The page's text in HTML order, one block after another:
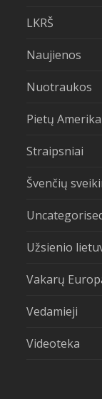
LKRŠ
Naujienos
Nuotraukos
Pietų Amerika
Straipsniai
Švenčių
Užsienio
Vakarų
Vedamieji
Videoteka